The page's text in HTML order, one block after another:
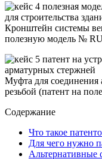
Кронштейн системы
полезную модель №
Муфта для соединения
резьбой (патент на
Содержание
Что такое
Для чего нужно
Альтернативные